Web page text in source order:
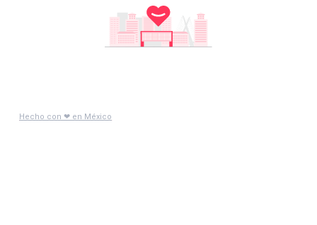
Hecho con ❤ en México